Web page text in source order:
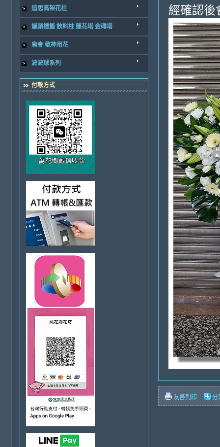
追思高架花柱
罐頭禮籃 飲料柱 蓮花塔 金磚塔
廟會 敬神用花
波波球系列
付款方式
經確認後
友善列印 分